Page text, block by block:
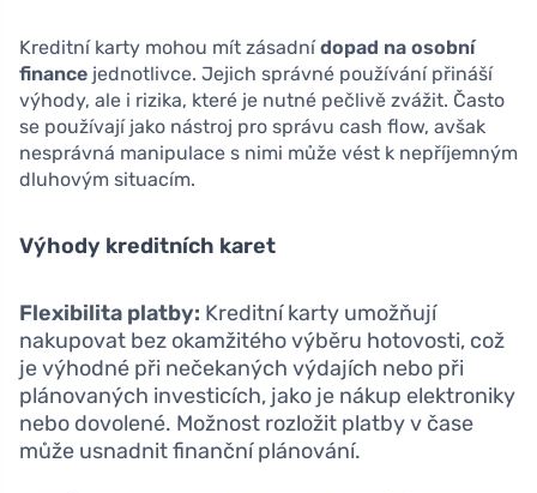
Kreditní karty mohou mít zásadnídopad na osobní
finance jednotlivce. Jejich správné používání přináší
výhody, ale i rizika, které je nutné pečlivě zvážit. Často
se používají jako nástroj pro správu cash flow, avšak
nesprávná manipulace s nimi může vést k nepříjemným
dluhovým situacím.
Výhody kreditních karet
Flexibilita platby: Kreditní karty umožňují
nakupovat bez okamžitého výběru hotovosti, což
je výhodné při nečekaných výdajích nebo při
plánovaných investicích, jako je nákup elektroniky
nebo dovolené. Možnost rozložit platby v čase
může usnadnit finanční plánování.